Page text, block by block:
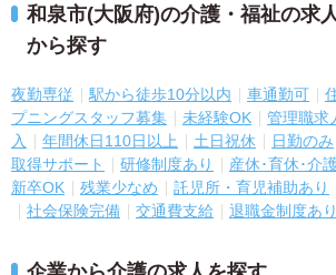
和泉市(大阪府)の介護・福祉の求
から探す
夜勤専従 駅から徒歩10分以内 車通勤可
プニングスタッフ募集
未経験OK 管理職求
入
年間休日110日以上 土日祝休 日勤のみ
取得サポート
研修制度あり
産休･育休･介
新卒OK
残業少なめ 託児所・育児補助あり
社会保険完備
交通費支給 退職金制度あり